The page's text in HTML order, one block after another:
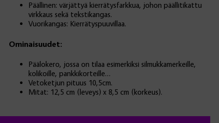
Päällinen: värjättyä kierrätysfarkkua, johon päällitikattu
virkkaus sekä tekstikangas.
Vuorikangas: Kierrätyspuuvillaa.
Ominaisuudet:
Päälokero, jossa on tilaa esimerkiksi silmukkamerkeille,
kolikoille, pankkikorteille…
Vetoketjun pituus 10,5cm.
Mitat: 12,5 cm (leveys) x 8,5 cm (korkeus).